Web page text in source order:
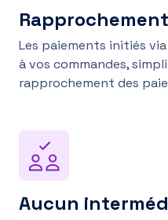
Les paiements initiés
à vos commandes,
rapprochement des
Aucun